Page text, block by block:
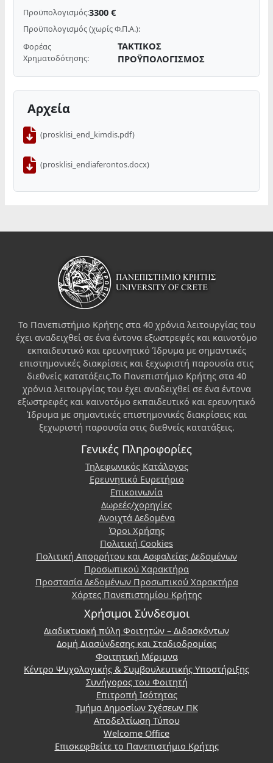
Προϋπολογισμός:3300 €
Προϋπολογισμός (χωρίς Φ.Π.Α.):
Φορέας
Χρηματοδότησης:
ΤΑΚΤΙΚΟΣ
ΠΡΟΫΠΟΛΟΓΙΣΜΟΣ
Αρχεία
(prosklisi_end_kimdis.pdf)
(prosklisi_endiaferontos.docx)
Το Πανεπιστήμιο Κρήτης στα 40 χρόνια λειτουργίας του
έχει αναδειχθεί σε ένα έντονα εξωστρεφές και καινοτόμο
εκπαιδευτικό και ερευνητικό Ίδρυμα με σημαντικές
επιστημονικές διακρίσεις και ξεχωριστή παρουσία στις
διεθνείς κατατάξεις.Το Πανεπιστήμιο Κρήτης στα 40
χρόνια λειτουργίας του έχει αναδειχθεί σε ένα έντονα
εξωστρεφές και καινοτόμο εκπαιδευτικό και ερευνητικό
Ίδρυμα με σημαντικές επιστημονικές διακρίσεις και
ξεχωριστή παρουσία στις διεθνείς κατατάξεις.
Γενικές Πληροφορίες
Τηλεφωνικός Κατάλογος
Ερευνητικό Ευρετήριο
Επικοινωνία
Δωρεές/χορηγίες
Ανοιχτά Δεδομένα
Όροι Χρήσης
Πολιτική Cookies
Πολιτική Απορρήτου και Ασφαλείας Δεδομένων
Προσωπικού Χαρακτήρα
Προστασία Δεδομένων Προσωπικού Χαρακτήρα
Χάρτες Πανεπιστημίου Κρήτης
Χρήσιμοι Σύνδεσμοι
Διαδικτυακή πύλη Φοιτητών – Διδασκόντων
Δομή Διασύνδεσης και Σταδιοδρομίας
Φοιτητική Μέριμνα
Κέντρο Ψυχολογικής & Συμβουλευτικής Υποστήριξης
Συνήγορος του Φοιτητή
Επιτροπή Ισότητας
Τμήμα Δημοσίων Σχέσεων ΠΚ
Αποδελτίωση Τύπου
Welcome Office
Επισκεφθείτε το Πανεπιστήμιο Κρήτης